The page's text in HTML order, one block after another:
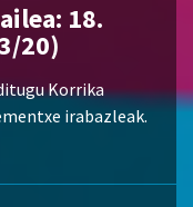
18.
20)
Korrika
irabazleak.